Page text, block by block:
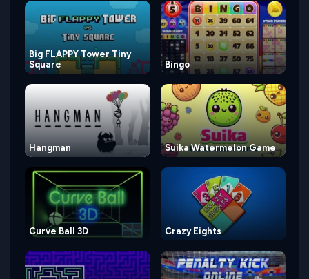
Big FLAPPY Tower Tiny
Square
Bingo
Hangman Suika Watermelon Game
Curve Ball 3D Crazy Eights